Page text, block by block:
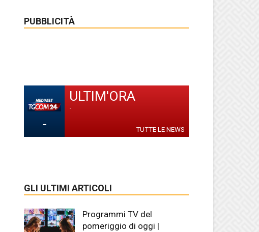
PUBBLICITÀ
-
ULTIM'ORA
-
TUTTE LE NEWS
GLI ULTIMI ARTICOLI
Programmi TV del
pomeriggio di oggi |